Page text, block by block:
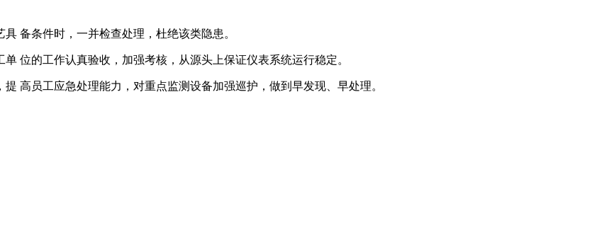
备条件时，一并检查处理，杜绝该类隐患。
位的工作认真验收，加强考核，从源头上保证仪表系统运行稳定。
高员工应急处理能力，对重点监测设备加强巡护，做到早发现、早处理。